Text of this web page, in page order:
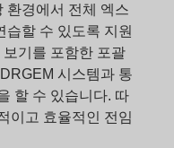
환경에서 전체 엑스
습할 수 있도록 지원
기를 포함한 포괄
시스템과 통
할 수 있습니다. 따
이고 효율적인 전임